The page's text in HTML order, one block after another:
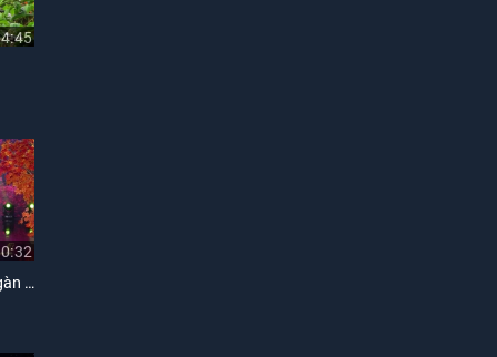
Liên Khúc Thương Hoài Ngàn Năm